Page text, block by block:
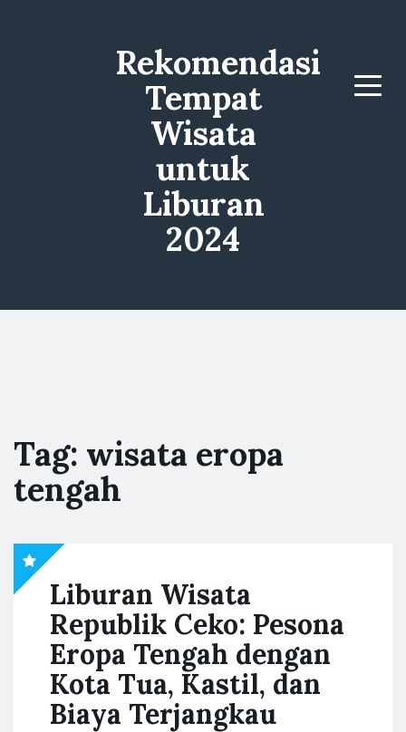
Rekomendasi
Tempat
Wisata
untuk
Liburan
2024
Menu
Tag: wisata eropa
tengah
Liburan Wisata
Republik Ceko: Pesona
Eropa Tengah dengan
Kota Tua, Kastil, dan
Biaya Terjangkau